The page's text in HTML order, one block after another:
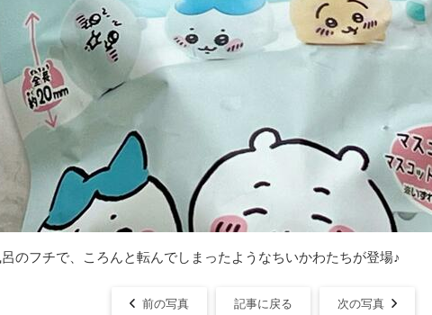
のフチで、ころんと転んでしまったようなちいかわたちが登場♪
前の写真 記事に戻る 次の写真